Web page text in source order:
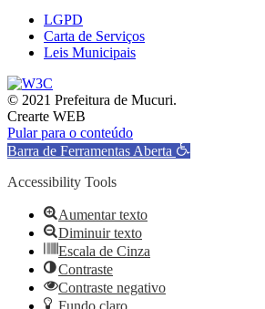
LGPD
Carta de Serviços
Leis Municipais
© 2021 Prefeitura de Mucuri.
Crearte WEB
Pular para o conteúdo
Barra de Ferramentas Aberta
Accessibility Tools
Aumentar texto
Diminuir texto
Escala de Cinza
Contraste
Contraste negativo
Fundo claro